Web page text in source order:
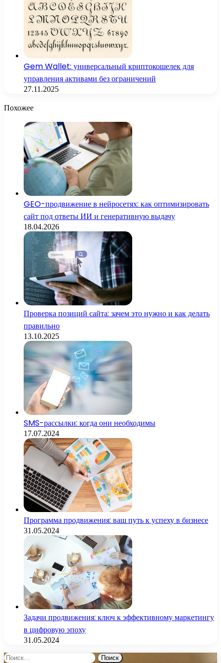
Gem Wallet: универсальный криптокошелек для
управления активами без ограничений
27.11.2025
Похожее
GEO-продвижение в нейросетях: как оптимизировать
сайт под ответы ИИ и генеративную выдачу
18.04.2026
Проверка позиций сайта: зачем это нужно и как делать
правильно
13.10.2025
SMS-рассылки: когда они необходимы
17.07.2024
Программа продвижения: ваш путь к успеху в бизнесе
31.05.2024
Задачи продвижения: ключ к эффективному маркетингу
в цифровую эпоху
31.05.2024
Найти: